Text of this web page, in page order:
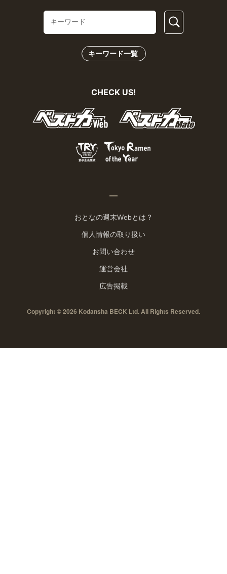
キーワード一覧
CHECK US!
おとなの週末Webとは？
個人情報の取り扱い
お問い合わせ
運営会社
広告掲載
Copyright © 2026 Kodansha BECK Ltd. All Rights Reserved.